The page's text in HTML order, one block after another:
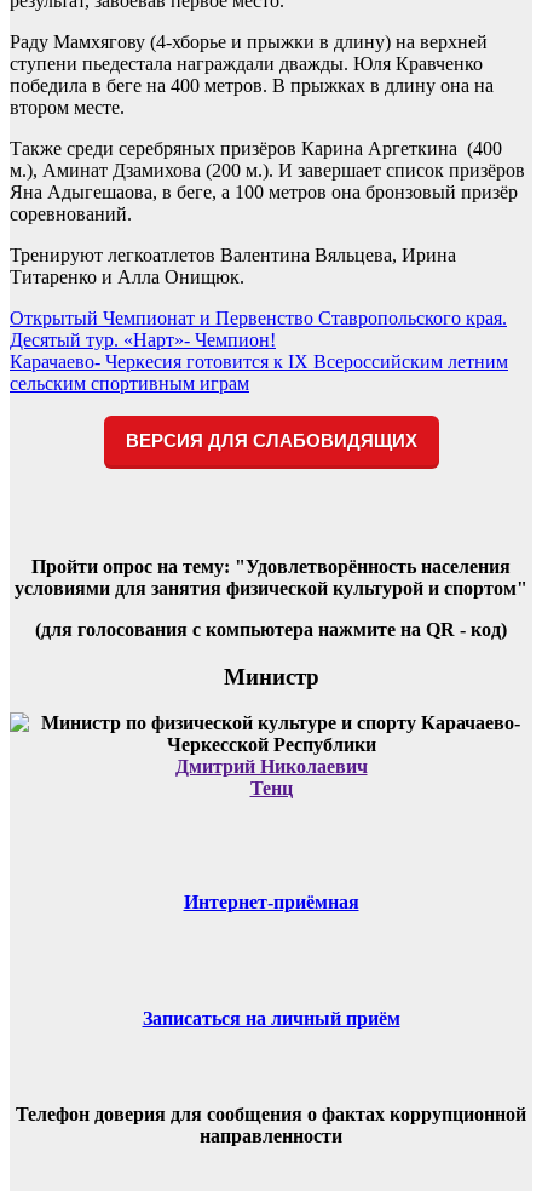
Раду Мамхягову (4-хборье и прыжки в длину) на верхней
ступени пьедестала награждали дважды. Юля Кравченко
победила в беге на 400 метров. В прыжках в длину она на
втором месте.
Также среди серебряных призёров Карина Аргеткина (400
м.), Аминат Дзамихова (200 м.). И завершает список призёров
Яна Адыгешаова, в беге, а 100 метров она бронзовый призёр
соревнований.
Тренируют легкоатлетов Валентина Вяльцева, Ирина
Титаренко и Алла Онищюк.
Навигация
по
записям
Открытый Чемпионат и Первенство Ставропольского края.
Десятый тур. «Нарт»- Чемпион!
Карачаево- Черкесия готовится к IX Всероссийским летним
сельским спортивным играм
ВЕРСИЯ ДЛЯ СЛАБОВИДЯЩИХ
Пройти опрос на тему: "Удовлетворённость населения
условиями для занятия физической культурой и спортом"
(для голосования с компьютера нажмите на QR - код)
Министр
Дмитрий Николаевич
Тенц
Интернет-приёмная
Записаться на личный приём
Телефон доверия для сообщения о фактах коррупционной
направленности